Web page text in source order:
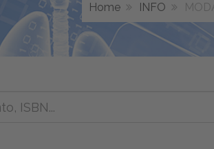
Home INFO